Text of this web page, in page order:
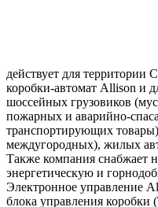
действует для
коробки-автомат Allison и
шоссейных грузовиков
пожарных и аварийно-
транспортирующих
междугородных), жилых
Также компания снабжает
энергетическую и
Электронное управление
блока управления